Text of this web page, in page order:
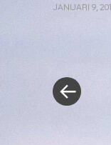
JANUARI 9,